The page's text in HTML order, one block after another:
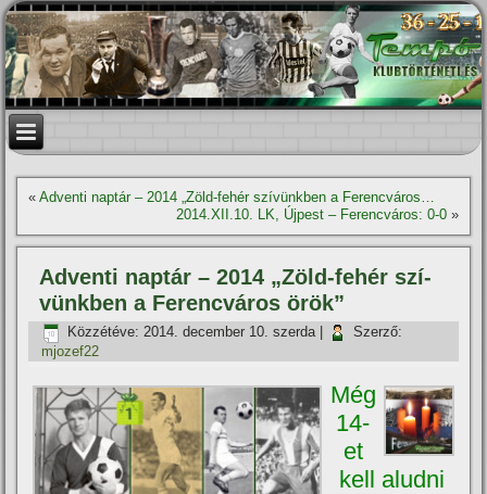
«Adventi naptár – 2014 „Zöld-fehér szí­vünkben a Ferencváros…
2014.XII.10. LK, Újpest – Ferencváros: 0-0»
Adventi naptár – 2014 „Zöld-fehér szí­
vünkben a Ferencváros örök”
Közzétéve: 2014. december 10. szerda|
Szerző:
mjozef22
Még
14-
et
kell aludni